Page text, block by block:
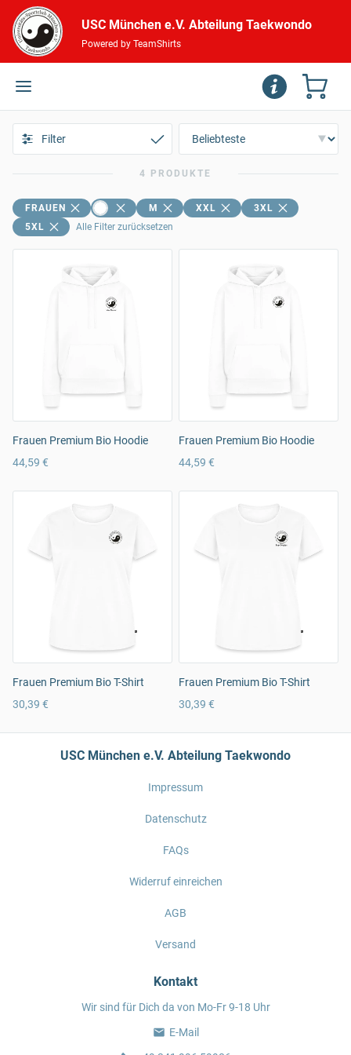
USC München e.V. Abteilung Taekwondo
Powered by TeamShirts
Filter
4 PRODUKTE
FRAUEN M XXL
3XL
5XL
Alle Filter zurücksetzen
Frauen Premium Bio Hoodie
44,59 €
Frauen Premium Bio Hoodie
44,59 €
Frauen Premium Bio T-Shirt
30,39 €
Frauen Premium Bio T-Shirt
30,39 €
USC München e.V. Abteilung Taekwondo
Impressum
Datenschutz
FAQs
Widerruf einreichen
AGB
Versand
Kontakt
Wir sind für Dich da von Mo-Fr 9-18 Uhr
E-Mail